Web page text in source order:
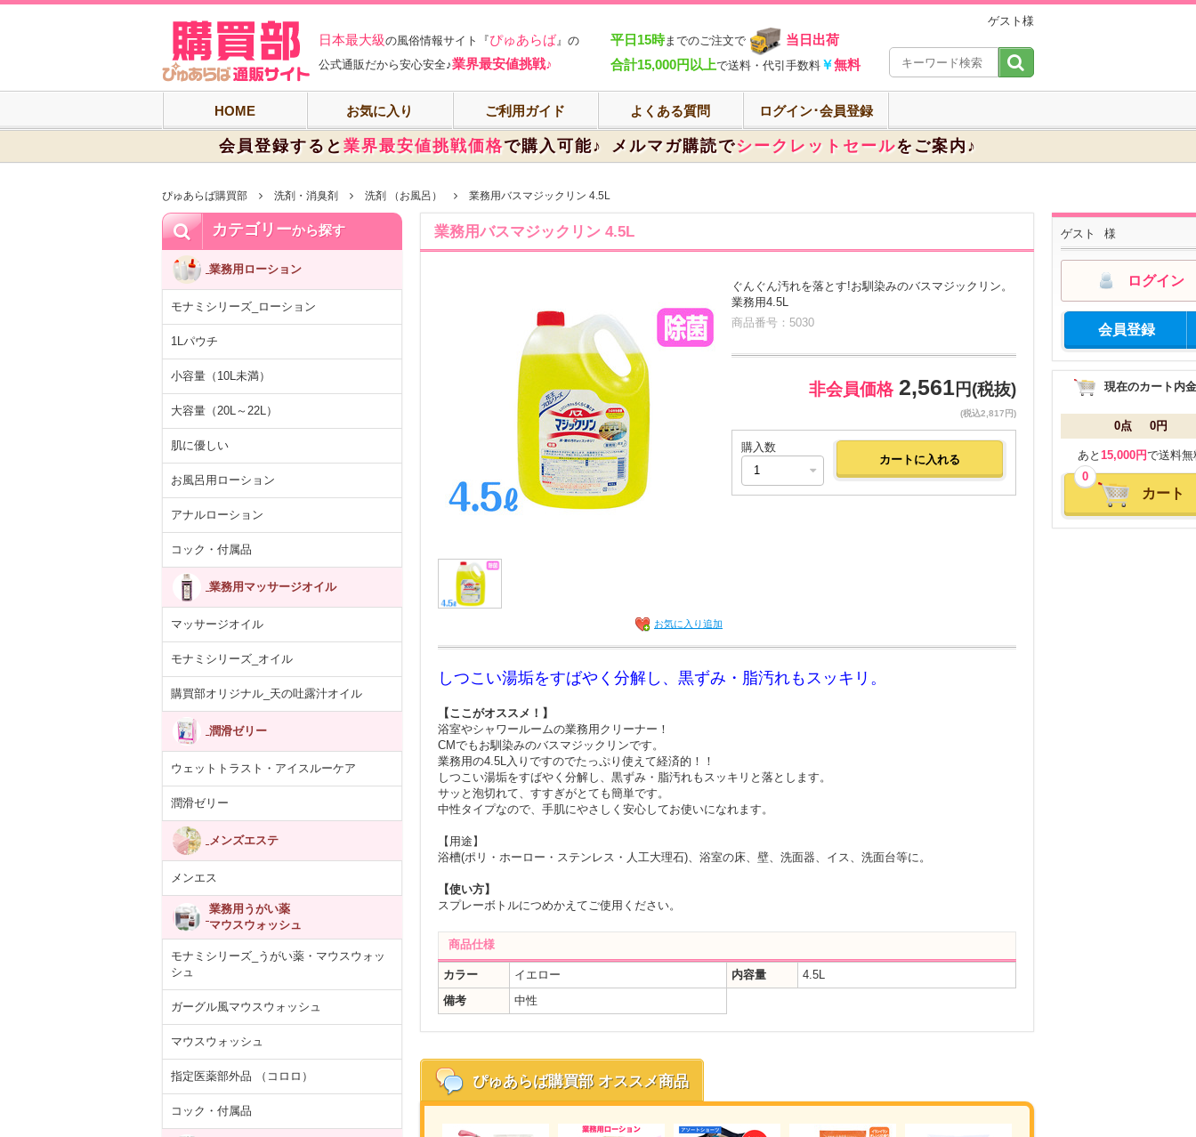
ゲスト様
日本最大級の風俗情報サイト『ぴゅあらば』の
公式通販だから安心安全♪業界最安値挑戦♪
平日15時までのご注文で
当日出荷
合計15,000円以上で送料・代引手数料 ￥無料
HOME お気に入り ご利用ガイド よくある質問 ログイン･会員登録
会員登録すると 業界最安値挑戦価格で購入可能♪ メルマガ購読でシークレットセールをご案内♪
ぴゅあらば購買部 洗剤・消臭剤 洗剤 （お風呂） 業務用バスマジックリン 4.5L
ゲスト 様
ログイン
会員登録
現在のカート内
0点 0円
あと 15,000円で送料無
0
カート
カテゴリーから探す
業務用ローション
モナミシリーズ_ローション
1Lパウチ
小容量（10L未満）
大容量（20L～22L）
肌に優しい
お風呂用ローション
アナルローション
コック・付属品
業務用マッサージオイル
マッサージオイル
モナミシリーズ_オイル
購買部オリジナル_天の吐露汁オイル
潤滑ゼリー
ウェットトラスト・アイスルーケア
潤滑ゼリー
メンズエステ
メンエス
業務用うがい薬
マウスウォッシュ
モナミシリーズ_うがい薬・マウスウォッ
シュ
ガーグル風マウスウォッシュ
マウスウォッシュ
指定医薬部外品 （コロロ）
コック・付属品
業務用バスマジックリン 4.5L
お気に入り追加
ぐんぐん汚れを落とす!お馴染みのバスマジックリン。
業務用4.5L
商品番号：5030
非会員価格 2,561円(税抜)
(税込2,817円)
購入数
しつこい湯垢をすばやく分解し、黒ずみ・脂汚れもスッキリ。
【ここがオススメ！】
浴室やシャワールームの業務用クリーナー！
CMでもお馴染みのバスマジックリンです。
業務用の4.5L入りですのでたっぷり使えて経済的！！
しつこい湯垢をすばやく分解し、黒ずみ・脂汚れもスッキリと落とします。
サッと泡切れて、すすぎがとても簡単です。
中性タイプなので、手肌にやさしく安心してお使いになれます。
【用途】
浴槽(ポリ・ホーロー・ステンレス・人工大理石)、浴室の床、壁、洗面器、イス、洗面台等に。
【使い方】
スプレーボトルにつめかえてご使用ください。
商品仕様
カラー イエロー 内容量
4.5L
備考
中性
ぴゅあらば購買部 オススメ商品